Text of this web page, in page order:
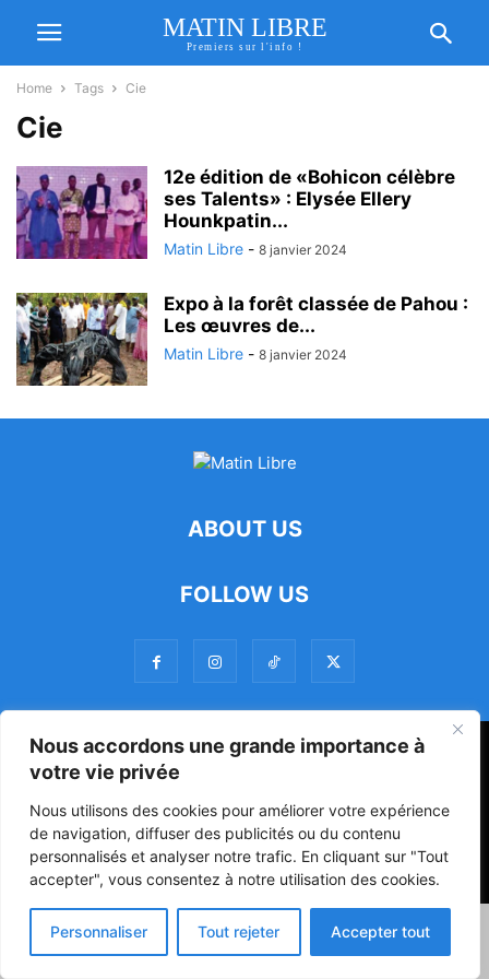
Nous accordons une grande importance à
votre vie privée
Nous utilisons des cookies pour améliorer votre expérience
de navigation, diffuser des publicités ou du contenu
personnalisés et analyser notre trafic. En cliquant sur "Tout
accepter", vous consentez à notre utilisation des cookies.
Personnaliser Tout rejeter Accepter tout
MATIN LIBRE
Premiers sur l'info !
Home Tags Cie
Cie
12e édition de «Bohicon célèbre
ses Talents» : Elysée Ellery
Hounkpatin...
Matin Libre - 8 janvier 2024
Expo à la forêt classée de Pahou :
Les œuvres de...
Matin Libre - 8 janvier 2024
ABOUT US
FOLLOW US
47ᵉ Assemblée Mondiale sur la Protection de la Vie Privée: Me
Luciano Hounkponou représente le Bénin à Séoul
Politique Société Culture
© Powered by digitXplus Francophone